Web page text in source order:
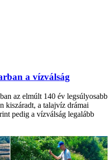
a vízválság
az elmúlt 140 év legsúlyosabb
kiszáradt, a talajvíz drámai
pedig a vízválság legalább